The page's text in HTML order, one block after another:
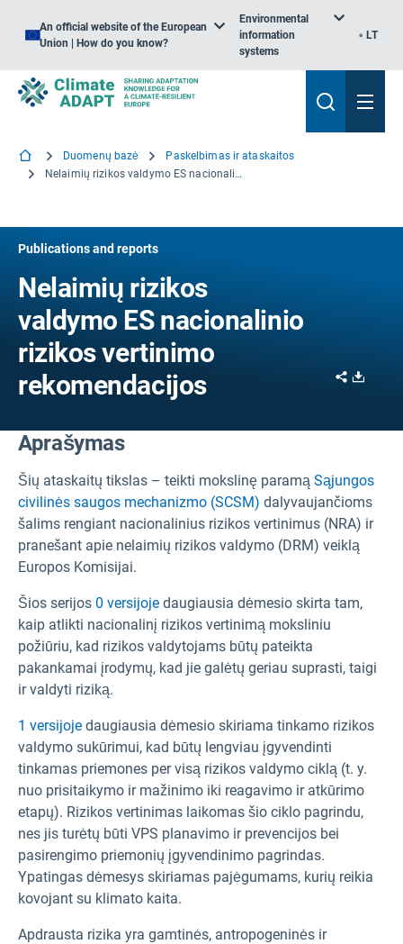
An official website of the European
Union | How do you know?
Environmental
information
systems
LT
Duomenų bazė
Paskelbimas ir ataskaitos
Nelaimių rizikos valdymo ES nacionalinio rizikos vertinimo rekomendacijos
Publications and reports
Nelaimių rizikos
valdymo ES nacionalinio
rizikos vertinimo
rekomendacijos
Share
Aprašymas
Šių ataskaitų tikslas – teikti mokslinę paramą Sąjungos
civilinės saugos mechanizmo (SCSM) dalyvaujančioms
šalims rengiant nacionalinius rizikos vertinimus (NRA) ir
pranešant apie nelaimių rizikos valdymo (DRM) veiklą
Europos Komisijai.
Šios serijos 0 versijoje daugiausia dėmesio skirta tam,
kaip atlikti nacionalinį rizikos vertinimą moksliniu
požiūriu, kad rizikos valdytojams būtų pateikta
pakankamai įrodymų, kad jie galėtų geriau suprasti, taigi
ir valdyti riziką.
1 versijoje daugiausia dėmesio skiriama tinkamo rizikos
valdymo sukūrimui, kad būtų lengviau įgyvendinti
tinkamas priemones per visą rizikos valdymo ciklą (t. y.
nuo prisitaikymo ir mažinimo iki reagavimo ir atkūrimo
etapų). Rizikos vertinimas laikomas šio ciklo pagrindu,
nes jis turėtų būti VPS planavimo ir prevencijos bei
pasirengimo priemonių įgyvendinimo pagrindas.
Ypatingas dėmesys skiriamas pajėgumams, kurių reikia
kovojant su klimato kaita.
Apdrausta rizika yra gamtinės, antropogeninės ir